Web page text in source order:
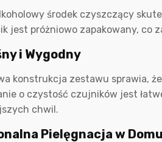
środek czyszczący
jest próżniowo zapakowany, co
i Wygodny
konstrukcja zestawu sprawia,
o czystość czujników jest
chwil.
Pielęgnacja w Domu